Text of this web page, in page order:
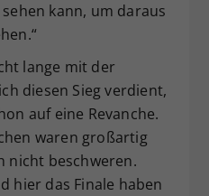
kann, um daraus
lange mit der
diesen Sieg verdient,
auf eine Revanche.
waren großartig
nicht beschweren.
hier das Finale haben